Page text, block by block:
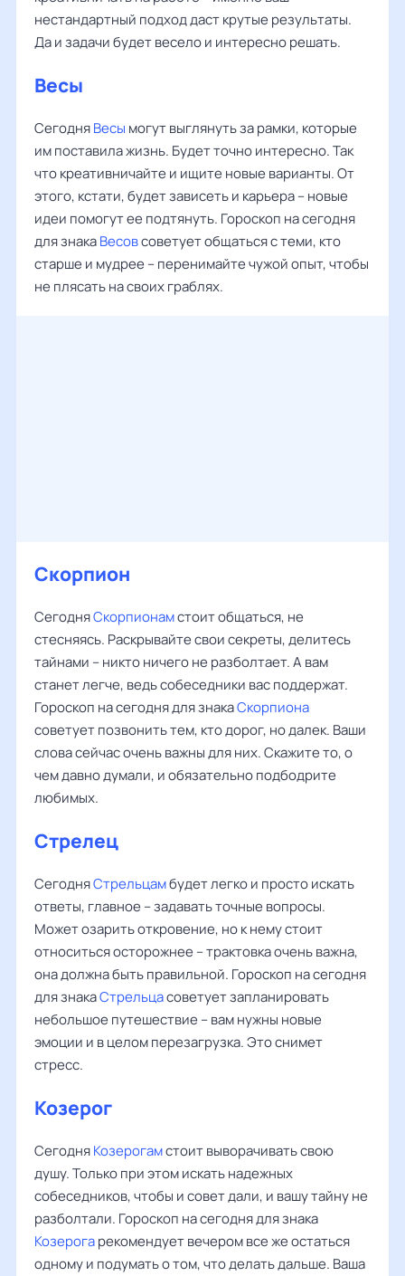
нестандартный подход даст крутые результаты.
Да и задачи будет весело и интересно решать.
Весы
СегодняВесы могут выглянуть за рамки, которые
им поставила жизнь. Будет точно интересно. Так
что креативничайте и ищите новые варианты. От
этого, кстати, будет зависеть и карьера – новые
идеи помогут ее подтянуть. Гороскоп на сегодня
для знакаВесовсоветует общаться с теми, кто
старше и мудрее – перенимайте чужой опыт, чтобы
не плясать на своих граблях.
Скорпион
СегодняСкорпионамстоит общаться, не
стесняясь. Раскрывайте свои секреты, делитесь
тайнами – никто ничего не разболтает. А вам
станет легче, ведь собеседники вас поддержат.
Гороскоп на сегодня для знакаСкорпиона
советует позвонить тем, кто дорог, но далек. Ваши
слова сейчас очень важны для них. Скажите то, о
чем давно думали, и обязательно подбодрите
любимых.
Стрелец
СегодняСтрельцамбудет легко и просто искать
ответы, главное – задавать точные вопросы.
Может озарить откровение, но к нему стоит
относиться осторожнее – трактовка очень важна,
она должна быть правильной. Гороскоп на сегодня
для знакаСтрельцасоветует запланировать
небольшое путешествие – вам нужны новые
эмоции и в целом перезагрузка. Это снимет
стресс.
Козерог
СегодняКозерогамстоит выворачивать свою
душу. Только при этом искать надежных
собеседников, чтобы и совет дали, и вашу тайну не
разболтали. Гороскоп на сегодня для знака
Козерогарекомендует вечером все же остаться
одному и подумать о том, что делать дальше. Ваша